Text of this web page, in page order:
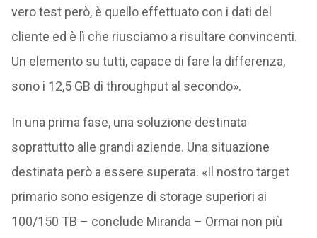
vero test però, è quello effettuato con i dati del
cliente ed è lì che riusciamo a risultare convincenti.
Un elemento su tutti, capace di fare la differenza,
sono i 12,5 GB di throughput al secondo».
In una prima fase, una soluzione destinata
soprattutto alle grandi aziende. Una situazione
destinata però a essere superata. «Il nostro target
primario sono esigenze di storage superiori ai
100/150 TB – conclude Miranda – Ormai non più